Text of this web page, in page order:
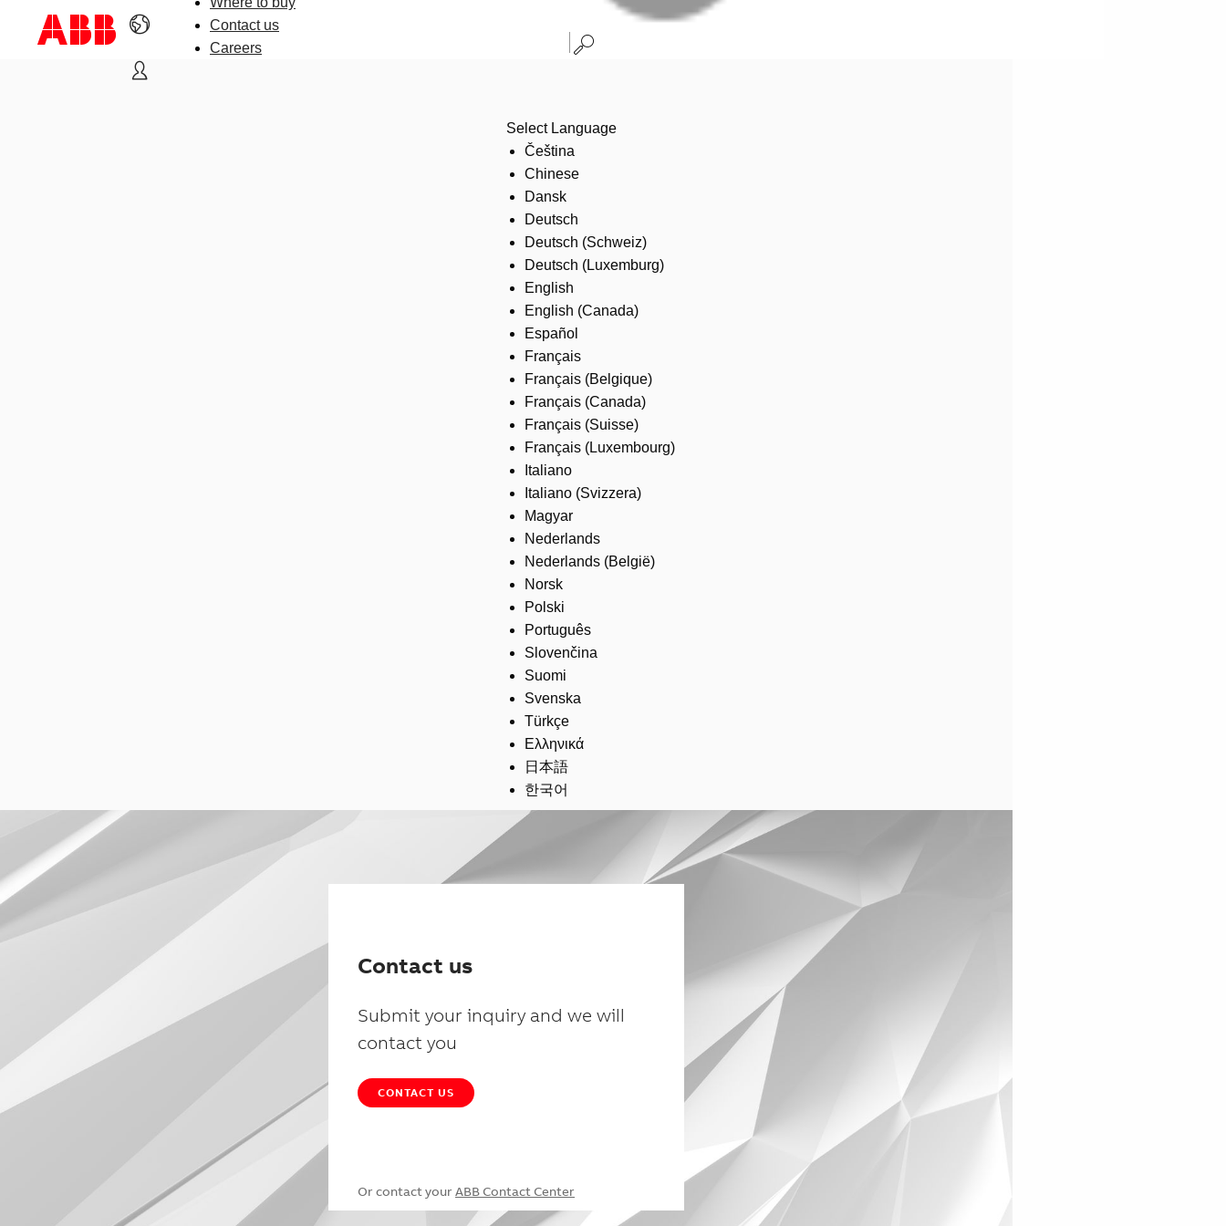
Contact us
Careers
Select Language
Čeština
Chinese
Dansk
Deutsch
Deutsch (Schweiz)
Deutsch (Luxemburg)
English
English (Canada)
Español
Français
Français (Belgique)
Français (Canada)
Français (Suisse)
Français (Luxembourg)
Italiano
Italiano (Svizzera)
Magyar
Nederlands
Nederlands (België)
Norsk
Polski
Português
Slovenčina
Suomi
Svenska
Türkçe
Ελληνικά
日本語
한국어
Contact us
Submit your inquiry and we will
contact you
CONTACT US
Or contact your ABB Contact Center